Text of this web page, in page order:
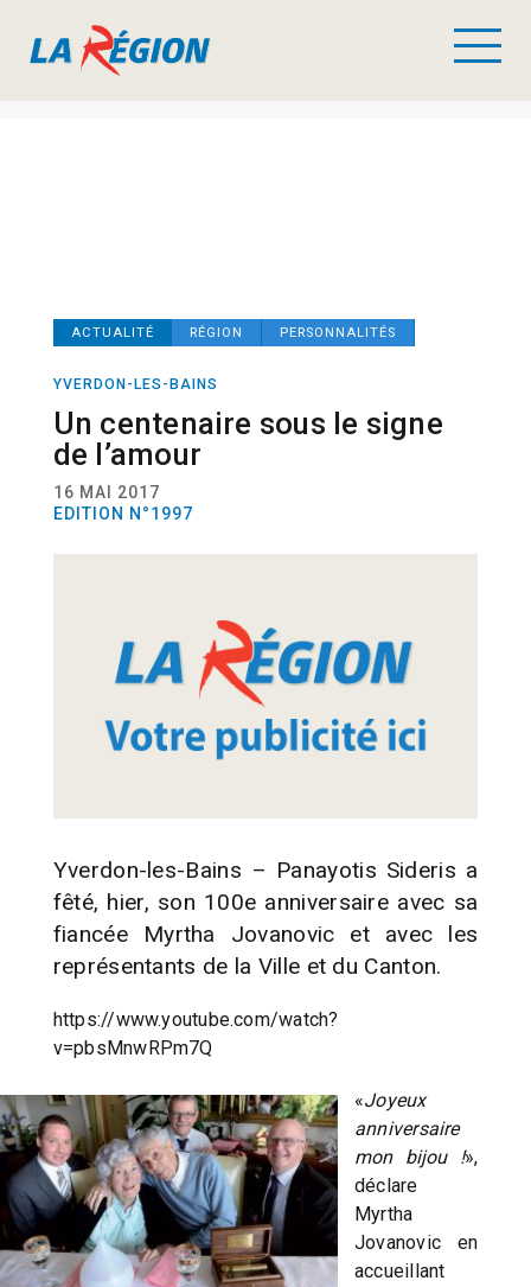
ACTUALITÉ RÉGION PERSONNALITÉS
YVERDON-LES-BAINS
Un centenaire sous le signe
de l’amour
16 MAI 2017
EDITION N°1997
Yverdon-les-Bains – Panayotis Sideris a
fêté, hier, son 100e anniversaire avec sa
fiancée Myrtha Jovanovic et avec les
représentants de la Ville et du Canton.
https://www.youtube.com/watch?
v=pbsMnwRPm7Q
«Joyeux
anniversaire
mon bijou !»,
déclare
Myrtha
Jovanovic en
accueillant